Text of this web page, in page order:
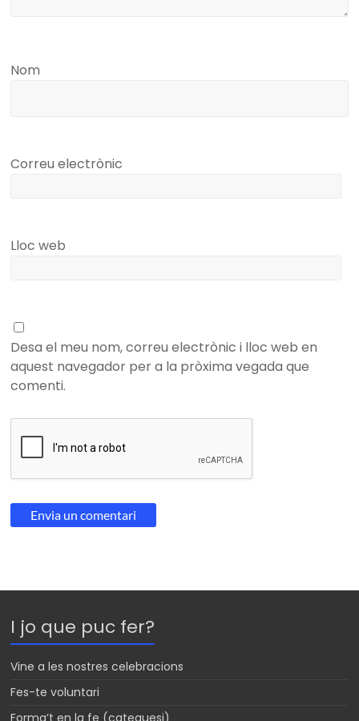
Nom
Correu electrònic
Lloc web
Desa el meu nom, correu electrònic i lloc web en
aquest navegador per a la pròxima vegada que
comenti.
I jo que puc fer?
Vine a les nostres celebracions
Fes-te voluntari
Forma’t en la fe (catequesi)